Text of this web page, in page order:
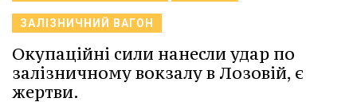
ЗАЛІЗНИЧНИЙ ВАГОН
Окупаційні сили нанесли удар по
залізничному вокзалу в Лозовій, є
жертви.